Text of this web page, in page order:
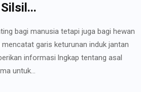
bagi manusia tetapi juga bagi hewan
mencatat garis keturunan induk jantan
informasi lngkap tentang asal
untuk...